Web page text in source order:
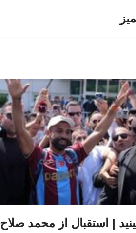
| استقبال از محمد صلاح